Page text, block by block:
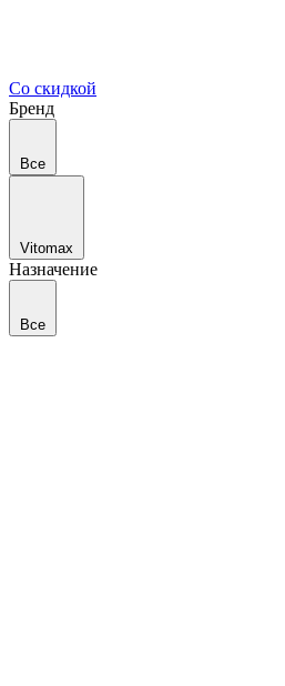
Со скидкой
Бренд
Все
Vitomax
Назначение
Все